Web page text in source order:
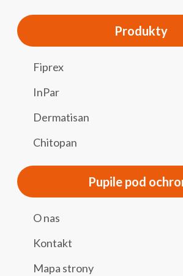
Produkty
Fiprex
InPar
Dermatisan
Chitopan
Pupile pod
O nas
Kontakt
Mapa strony